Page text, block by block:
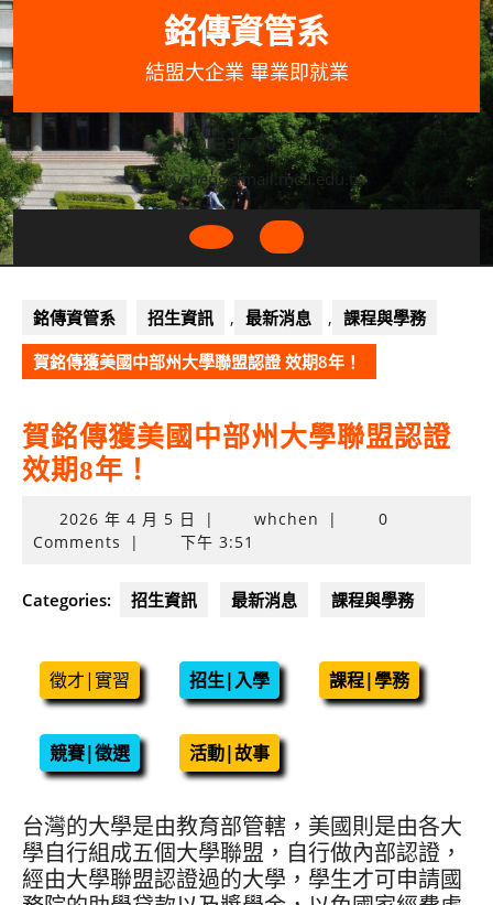
Skip
to
content
銘傳資管系
結盟大企業 畢業即就業
033507001+3318
wycheng@mail.mcu.edu.tw
Open
銘傳資管系
招生資訊 , 最新消息 , 課程與學務
賀銘傳獲美國中部州大學聯盟認證 效期8年！
賀銘傳獲美國中部州大學聯盟認證
效期8年！
2026 年 4 月 5 日 2026
年
月
5
| whchen |
0
Comments
| 下午 3:51
Categories: 招生資訊 最新消息 課程與學務
徵才|實習 招生|入學 課程|學務
競賽|徵選 活動|故事
台灣的大學是由教育部管轄，美國則是由各大
學自行組成五個大學聯盟，自行做內部認證，
經由大學聯盟認證過的大學，學生才可申請國